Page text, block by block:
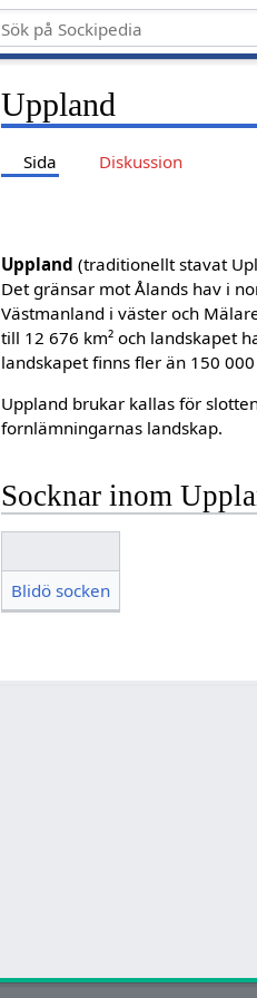
Uppland
Sida Diskussion
Uppland (traditionellt stavat
Det gränsar mot Ålands hav i
Västmanland i väster och
till 12 676 km² och landskapet
landskapet finns fler än 150
Uppland brukar kallas för
fornlämningarnas landskap.
Socknar inom
Blidö socken